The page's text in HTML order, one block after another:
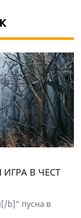
В ЧЕСТ
b]” пусна в